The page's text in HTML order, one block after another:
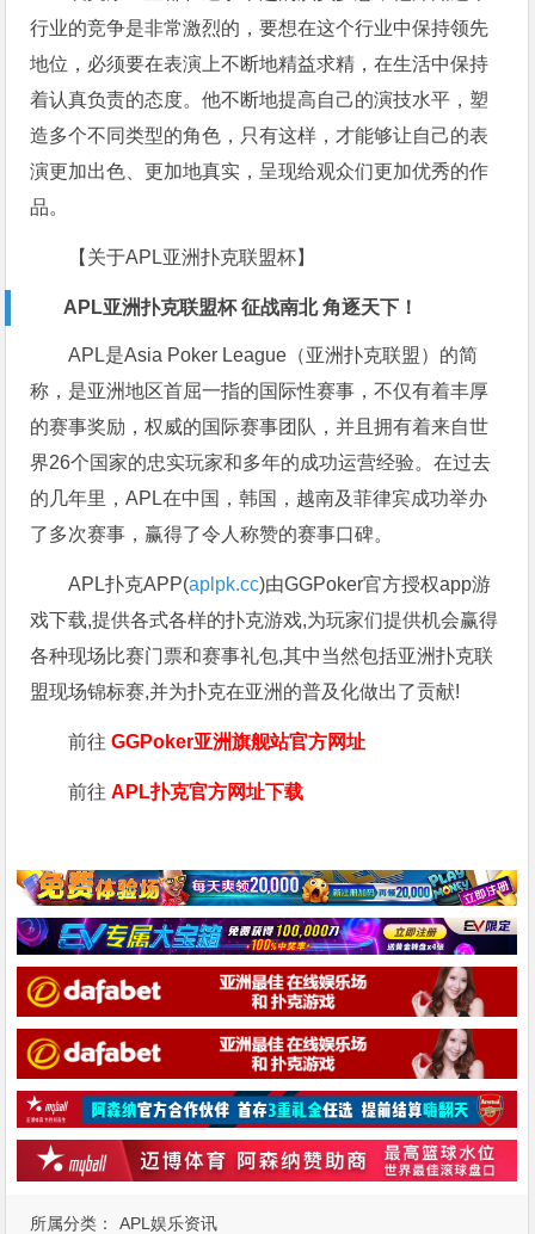
所属分类： APL娱乐资讯
行业的竞争是非常激烈的，要想在这个行业中保持领先
地位，必须要在表演上不断地精益求精，在生活中保持
着认真负责的态度。他不断地提高自己的演技水平，塑
造多个不同类型的角色，只有这样，才能够让自己的表
演更加出色、更加地真实，呈现给观众们更加优秀的作
品。
【关于APL亚洲扑克联盟杯】
APL亚洲扑克联盟杯 征战南北 角逐天下！
APL是Asia Poker League（亚洲扑克联盟）的简
称，是亚洲地区首屈一指的国际性赛事，不仅有着丰厚
的赛事奖励，权威的国际赛事团队，并且拥有着来自世
界26个国家的忠实玩家和多年的成功运营经验。在过去
的几年里，APL在中国，韩国，越南及菲律宾成功举办
了多次赛事，赢得了令人称赞的赛事口碑。
APL扑克APP(aplpk.cc)由GGPoker官方授权app游
戏下载,提供各式各样的扑克游戏,为玩家们提供机会赢得
各种现场比赛门票和赛事礼包,其中当然包括亚洲扑克联
盟现场锦标赛,并为扑克在亚洲的普及化做出了贡献!
前往GGPoker亚洲旗舰站官方网址
前往APL扑克官方网址下载